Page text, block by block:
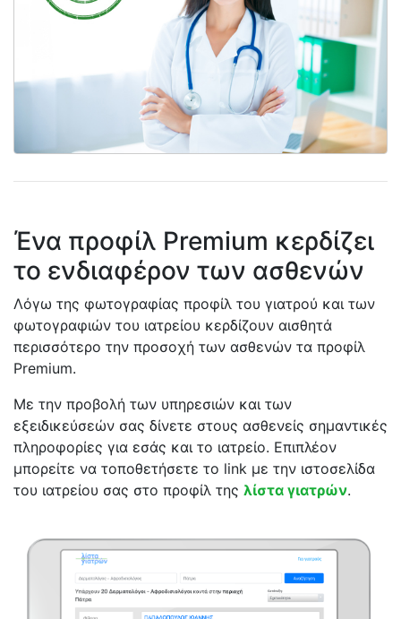
Ένα προφίλ Premium κερδίζει
το ενδιαφέρον των ασθενών
Λόγω της φωτογραφίας προφίλ του γιατρού και των
φωτογραφιών του ιατρείου κερδίζουν αισθητά
περισσότερο την προσοχή των ασθενών τα προφίλ
Premium.
Με την προβολή των υπηρεσιών και των
εξειδικεύσεών σας δίνετε στους ασθενείς σημαντικές
πληροφορίες για εσάς και το ιατρείο. Επιπλέον
μπορείτε να τοποθετήσετε το link με την ιστοσελίδα
του ιατρείου σας στο προφίλ της λίστα γιατρών.